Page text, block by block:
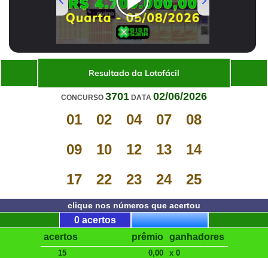
00:00/01:21
Resultado da Lotofácil
CONCURSO 3701 DATA 02/06/2026
01 02 04 07
08
09
10 12 13
14
17
22 23 24 25
clique nos números que acertou
0 acertos
acertos
15
prêmio
0,00
ganhadores
x 0